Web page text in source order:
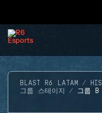
BLAST R6 LATAM
그룹 스테이지
그룹